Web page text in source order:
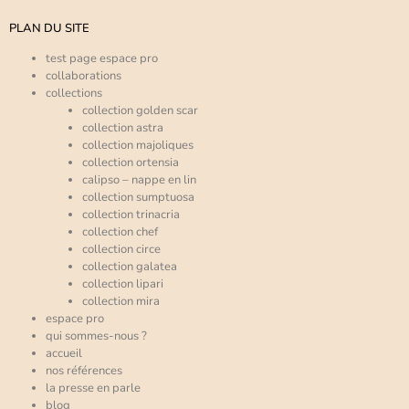
PLAN DU SITE
test page espace pro
collaborations
collections
collection golden scar
collection astra
collection majoliques
collection ortensia
calipso – nappe en lin
collection sumptuosa
collection trinacria
collection chef
collection circe
collection galatea
collection lipari
collection mira
espace pro
qui sommes-nous ?
accueil
nos références
la presse en parle
blog